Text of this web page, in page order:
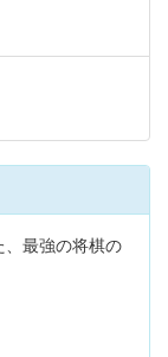
最強の将棋の